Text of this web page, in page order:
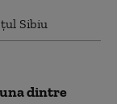
Sibiu
dintre